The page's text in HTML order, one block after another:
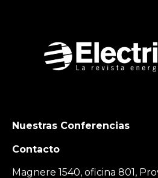
Nuestras Conferencias
Contacto
Magnere 1540, oficina 801,